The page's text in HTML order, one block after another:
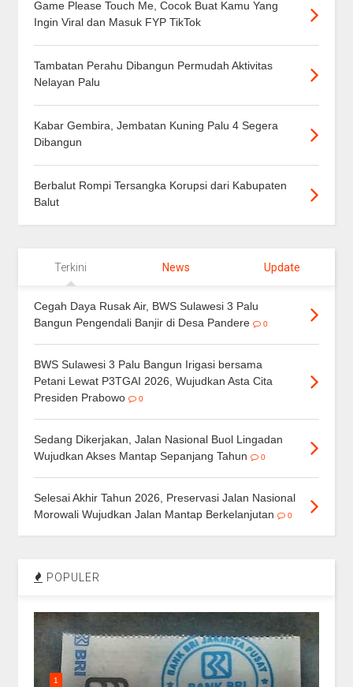
Game Please Touch Me, Cocok Buat Kamu Yang
Ingin Viral dan Masuk FYP TikTok
Tambatan Perahu Dibangun Permudah Aktivitas
Nelayan Palu
Kabar Gembira, Jembatan Kuning Palu 4 Segera
Dibangun
Berbalut Rompi Tersangka Korupsi dari Kabupaten
Balut
Terkini News Update
Cegah Daya Rusak Air, BWS Sulawesi 3 Palu
Bangun Pengendali Banjir di Desa Pandere
0
BWS Sulawesi 3 Palu Bangun Irigasi bersama
Petani Lewat P3TGAI 2026, Wujudkan Asta Cita
Presiden Prabowo
0
Sedang Dikerjakan, Jalan Nasional Buol Lingadan
Wujudkan Akses Mantap Sepanjang Tahun
0
Selesai Akhir Tahun 2026, Preservasi Jalan Nasional
Morowali Wujudkan Jalan Mantap Berkelanjutan
0
POPULER
1